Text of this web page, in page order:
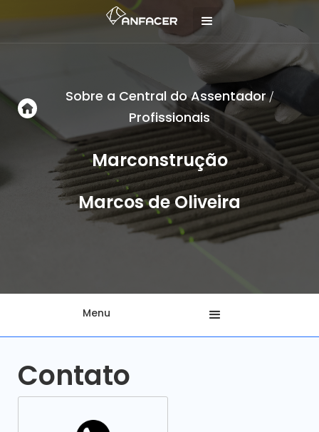
Sobre a Central do Assentador/
Profissionais
Marconstrução
Marcos de Oliveira
Menu
Contato